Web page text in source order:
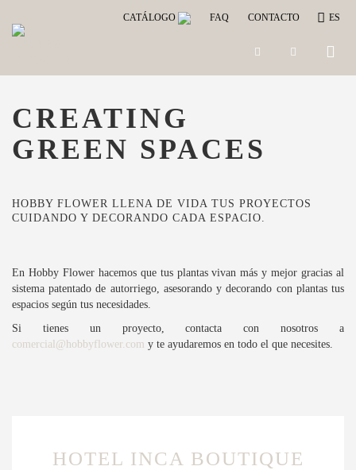
CATÁLOGO FAQ CONTACTO ES
Toggle
CREATING
GREEN SPACES
HOBBY FLOWER LLENA DE VIDA TUS PROYECTOS
CUIDANDO Y DECORANDO CADA ESPACIO.
En Hobby Flower hacemos que tus plantas vivan más y mejor gracias al
sistema patentado de autorriego, asesorando y decorando con plantas tus
espacios según tus necesidades.
Si tienes un proyecto, contacta con nosotros a
comercial@hobbyflower.com y te ayudaremos en todo el que necesites.
HOTEL INCA BOUTIQUE